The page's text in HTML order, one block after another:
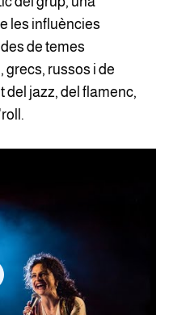
les influències
de temes
russos i de
del jazz, del flamenc,